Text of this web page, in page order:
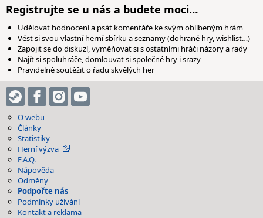
Registrujte se u nás a budete moci…
Udělovat hodnocení a psát komentáře ke svým oblíbeným hrám
Vést si svou vlastní herní sbírku a seznamy (dohrané hry, wishlist…)
Zapojit se do diskuzí, vyměňovat si s ostatními hráči názory a rady
Najít si spoluhráče, domlouvat si společné hry i srazy
Pravidelně soutěžit o řadu skvělých her
O webu
Články
Statistiky
Herní výzva
F.A.Q.
Nápověda
Odměny
Podpořte nás
Podmínky užívání
Kontakt a reklama